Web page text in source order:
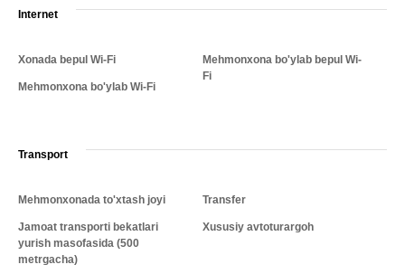
Internet
Xonada bepul Wi-Fi
Mehmonxona bo'ylab Wi-Fi
Mehmonxona bo'ylab bepul Wi-
Fi
Transport
Mehmonxonada to'xtash joyi
Jamoat transporti bekatlari
yurish masofasida (500
metrgacha)
Transfer
Xususiy avtoturargoh